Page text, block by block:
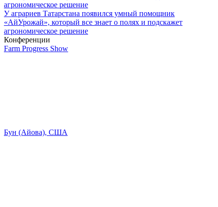
У аграриев Татарстана появился умный помощник
«АйУрожай», который все знает о полях и подскажет
агрономическое решение
Конференции
Farm Progress Show
Бун (Айова), США